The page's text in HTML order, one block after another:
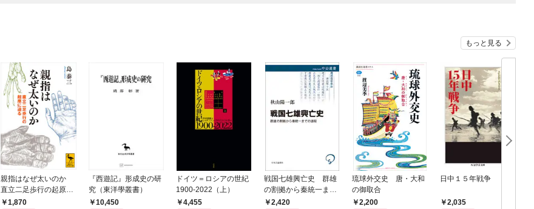
もっと見る
親指はなぜ太いのか
直立二足歩行の起原に
迫る1,870
『西遊記』形成史の研
究（東洋學叢書）
10,450
ドイツ＝ロシアの世紀
1900-2022（上）
4,455
戦国七雄興亡史 群雄
の割拠から秦統一まで
の道程
2,420
琉球外交史 唐・大和
の御取合
2,200
日中１５年戦争
2,035